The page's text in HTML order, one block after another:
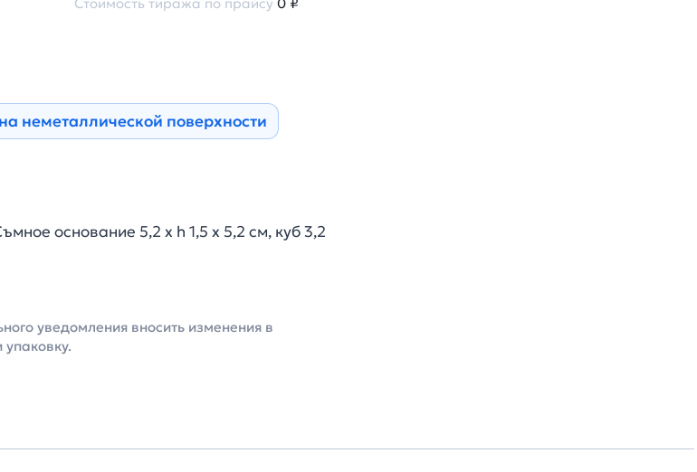
неметаллической поверхности
основание 5,2 х h 1,5 х 5,2 см, куб 3,2
уведомления вносить изменения в